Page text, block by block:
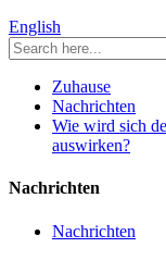
English
Zuhause
Nachrichten
Wie wird sich
auswirken?
Nachrichten
Nachrichten